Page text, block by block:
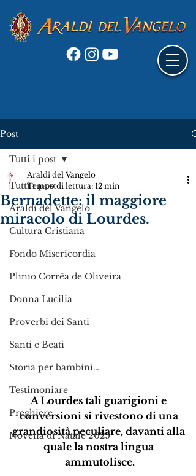
Post
Tutti i post
Araldi del Vangelo
Cultura Cristiana
Fondo Misericordia
Plinio Corrêa de Oliveira
Donna Lucilia
Proverbi dei Santi
Santi e Beati
Storia per bambini…
Testimoniare
Preghiere
Novena di Natale 2025
Tutti i post
Bernadette: il maggiore
miracolo di Lourdes.
Araldi del Vangelo
Tempo di lettura: 12 min
A Lourdes tali guarigioni e
conversioni si rivestono di una
grandiosità peculiare, davanti alla
quale la nostra lingua
ammutolisce.